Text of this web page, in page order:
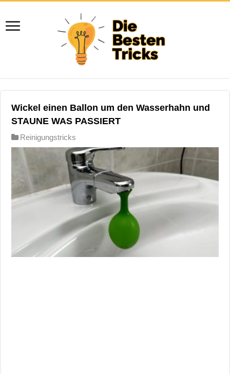
Wickel einen Ballon um den Wasserhahn und
STAUNE WAS PASSIERT
Reinigungstricks